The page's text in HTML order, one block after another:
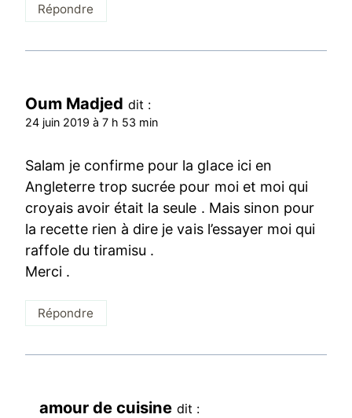
Répondre
Oum Madjed dit :
24 juin 2019 à 7 h 53 min
Salam je confirme pour la glace ici en
Angleterre trop sucrée pour moi et moi qui
croyais avoir était la seule . Mais sinon pour
la recette rien à dire je vais l’essayer moi qui
raffole du tiramisu .
Merci .
Répondre
amour de cuisine dit :